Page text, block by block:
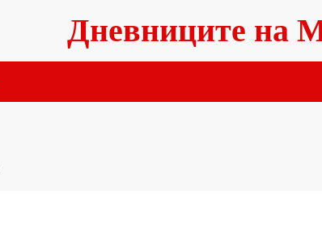
Дневниците на